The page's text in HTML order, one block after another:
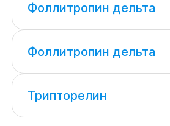
Фоллитропин дельта
Фоллитропин дельта
Трипторелин